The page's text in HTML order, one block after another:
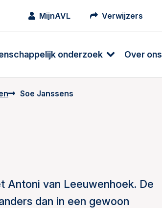
MijnAVL Verwijzers
onderzoek Over ons
Soe Janssens
Antoni van Leeuwenhoek. De
dan in een gewoon